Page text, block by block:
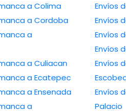
a Colima
a Cordoba
a
a Culiacan
a Ecatepec
a Ensenada
a
Envíos
Envíos
Envíos
Envíos
Envíos
Envíos
Palacio